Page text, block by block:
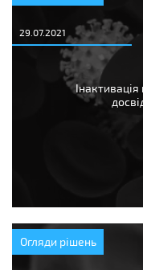
29.07.2021
Інактивація
Огляди рішень